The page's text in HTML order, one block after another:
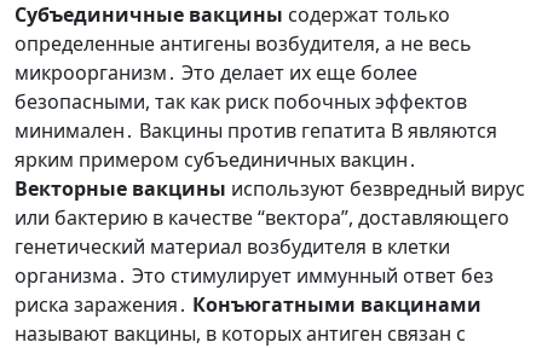
Субъединичные вакцины содержат только
определенные антигены возбудителя, а не весь
микроорганизм․ Это делает их еще более
безопасными, так как риск побочных эффектов
минимален․ Вакцины против гепатита В являются
ярким примером субъединичных вакцин․
Векторные вакцины используют безвредный вирус
или бактерию в качестве “вектора”, доставляющего
генетический материал возбудителя в клетки
организма․ Это стимулирует иммунный ответ без
риска заражения․ Конъюгатными вакцинами
называют вакцины, в которых антиген связан с